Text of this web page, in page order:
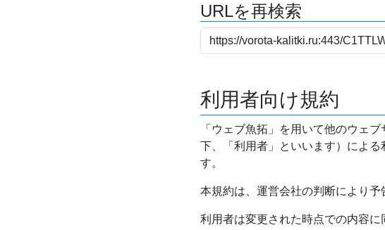
URLを再検索
利用者向け規約
「ウェブ魚拓」を用いて他のウェ
下、「利用者」といいます）によ
す。
本規約は、運営会社の判断により予
利用者は変更された時点での内容に